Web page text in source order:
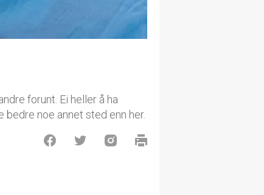
forunt. Ei heller å ha
noe annet sted enn her.